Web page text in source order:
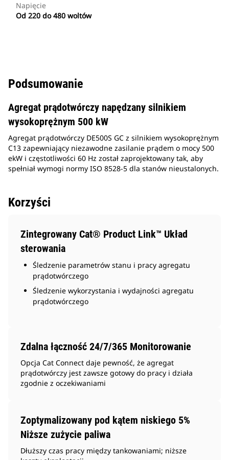
Napięcie
Od 220 do 480 woltów
Podsumowanie
Agregat prądotwórczy napędzany silnikiem
wysokoprężnym 500 kW
Agregat prądotwórczy DE500S GC z silnikiem wysokoprężnym
C13 zapewniający niezawodne zasilanie prądem o mocy 500
ekW i częstotliwości 60 Hz został zaprojektowany tak, aby
spełniał wymogi normy ISO 8528-5 dla stanów nieustalonych.
Korzyści
Zintegrowany Cat® Product Link™ Układ
sterowania
Śledzenie parametrów stanu i pracy agregatu
prądotwórczego
Śledzenie wykorzystania i wydajności agregatu
prądotwórczego
Zdalna łączność 24/7/365 Monitorowanie
Opcja Cat Connect daje pewność, że agregat
prądotwórczy jest zawsze gotowy do pracy i działa
zgodnie z oczekiwaniami
Zoptymalizowany pod kątem niskiego 5%
Niższe zużycie paliwa
Dłuższy czas pracy między tankowaniami; niższe